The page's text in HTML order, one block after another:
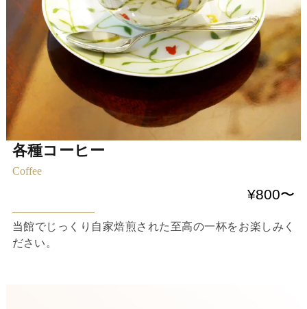
各種コーヒー
Coffee
¥800〜
当館でじっくり自家焙煎された至高の一杯をお楽しみく
ださい。